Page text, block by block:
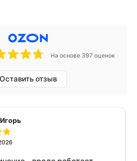
На основе 397 оценок
Оставить отзыв